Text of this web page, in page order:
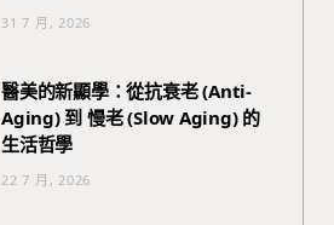
31 7 月, 2026
醫美的新顯學：從抗衰老 (Anti-
Aging) 到 慢老 (Slow Aging) 的
生活哲學
22 7 月, 2026